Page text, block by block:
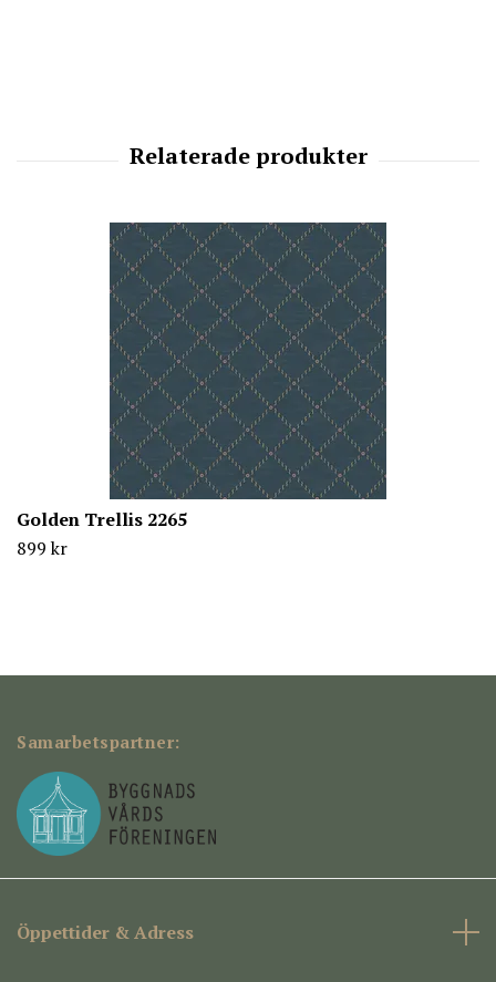
Golden Trellis 2265
899 kr
Samarbetspartner:
Öppettider & Adress